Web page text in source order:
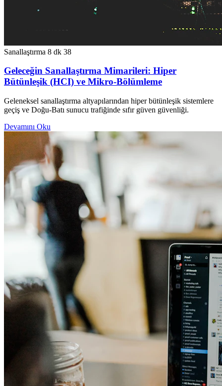
Sanallaştırma 8 dk 38
Geleceğin Sanallaştırma Mimarileri: Hiper
Bütünleşik (HCI) ve Mikro-Bölümleme
Geleneksel sanallaştırma altyapılarından hiper bütünleşik sistemlere
geçiş ve Doğu-Batı sunucu trafiğinde sıfır güven güvenliği.
Devamını Oku